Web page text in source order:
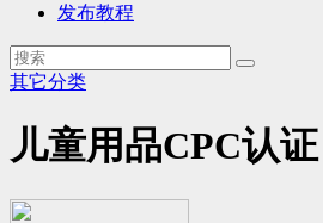
发布教程
其它分类
儿童用品CPC认证